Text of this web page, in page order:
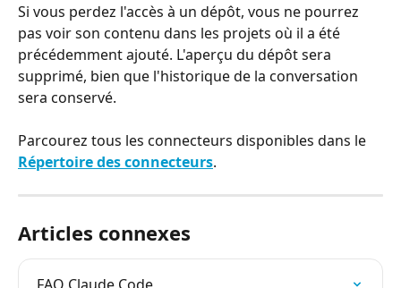
Si vous perdez l'accès à un dépôt, vous ne pourrez
pas voir son contenu dans les projets où il a été
précédemment ajouté. L'aperçu du dépôt sera
supprimé, bien que l'historique de la conversation
sera conservé.
Parcourez tous les connecteurs disponibles dans le
Répertoire des connecteurs.
Articles connexes